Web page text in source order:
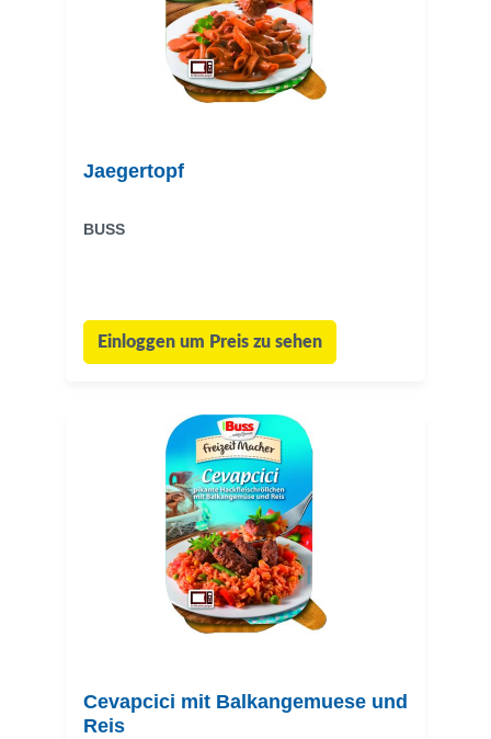
Jaegertopf
BUSS
Einloggen um Preis zu sehen
Cevapcici mit Balkangemuese und
Reis